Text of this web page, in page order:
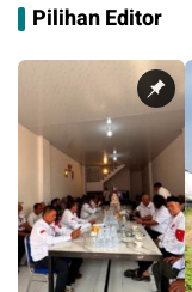
Pilihan Editor